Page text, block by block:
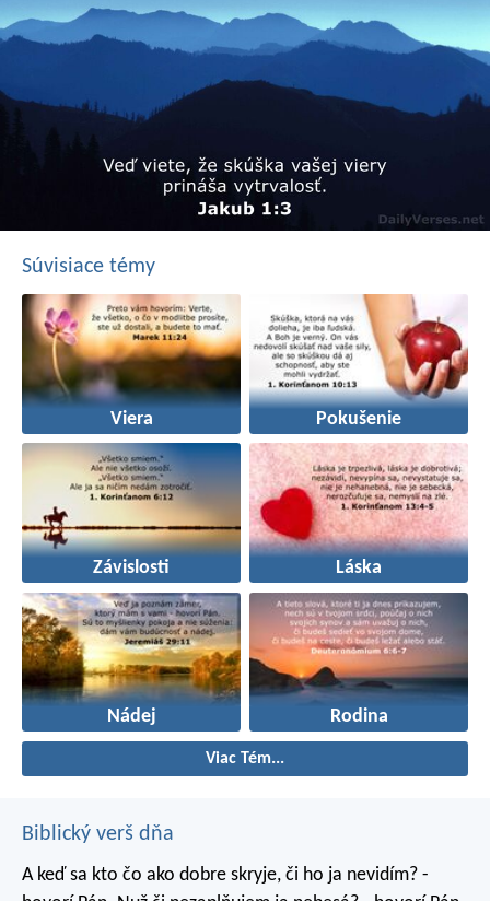
Súvisiace témy
Viera Pokušenie
Závislosti Láska
Nádej Rodina
Viac Tém...
Biblický verš dňa
A keď sa kto čo ako dobre skryje, či ho ja nevidím? -